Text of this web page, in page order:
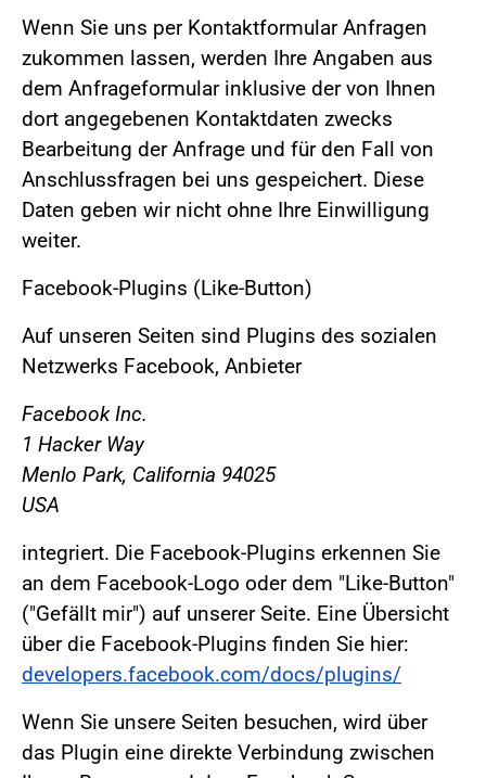
Wenn Sie uns per Kontaktformular Anfragen
zukommen lassen, werden Ihre Angaben aus
dem Anfrageformular inklusive der von Ihnen
dort angegebenen Kontaktdaten zwecks
Bearbeitung der Anfrage und für den Fall von
Anschlussfragen bei uns gespeichert. Diese
Daten geben wir nicht ohne Ihre Einwilligung
weiter.
Facebook-Plugins (Like-Button)
Auf unseren Seiten sind Plugins des sozialen
Netzwerks Facebook, Anbieter
Facebook Inc.
1 Hacker Way
Menlo Park, California 94025
USA
integriert. Die Facebook-Plugins erkennen Sie
an dem Facebook-Logo oder dem "Like-Button"
("Gefällt mir") auf unserer Seite. Eine Übersicht
über die Facebook-Plugins finden Sie hier:
developers.facebook.com/docs/plugins/
Wenn Sie unsere Seiten besuchen, wird über
das Plugin eine direkte Verbindung zwischen